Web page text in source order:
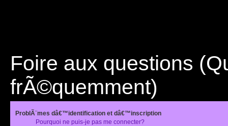
Foire aux questions
frÃ©quemment)
ProblÃ¨mes dâ€™identification et dâ€™inscription
Pourquoi ne puis-je pas me connecter?